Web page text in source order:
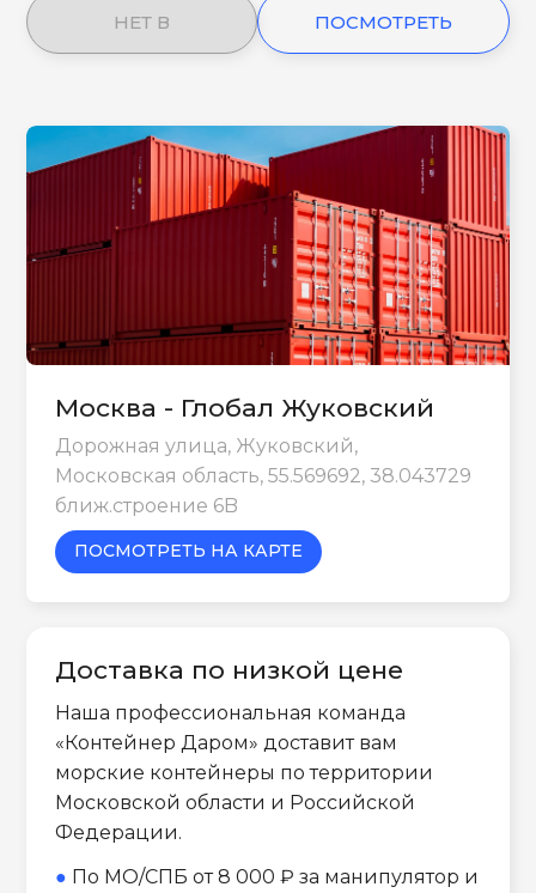
НЕТ В ПОСМОТРЕТЬ
Москва - Глобал Жуковский
Дорожная улица, Жуковский,
Московская область, 55.569692, 38.043729
ближ.строение 6B
ПОСМОТРЕТЬ НА КАРТЕ
Доставка по низкой цене
Наша профессиональная команда
«Контейнер Даром» доставит вам
морские контейнеры по территории
Московской области и Российской
Федерации.
● По МО/СПБ от 8 000 ₽ за манипулятор и